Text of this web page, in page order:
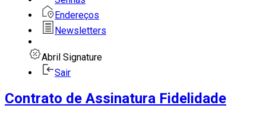
Endereços
Newsletters
Abril Signature
Sair
Contrato de Assinatura Fidelidade